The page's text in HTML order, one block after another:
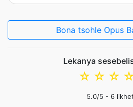
Bona tsohle Opus
Lekanya
☆
☆
☆
5.0/5 - 6